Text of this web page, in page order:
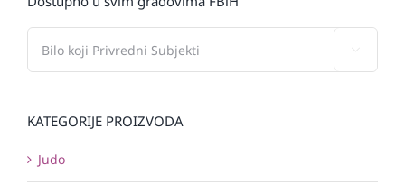
KATEGORIJE PROIZVODA
Judo